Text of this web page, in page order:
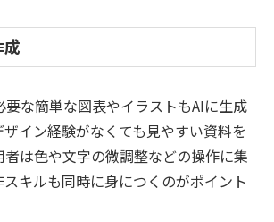
要な簡単な図表やイラストもAIに生成
イン経験がなくても見やすい資料を
は色や文字の微調整などの操作に集
キルも同時に身につくのがポイント